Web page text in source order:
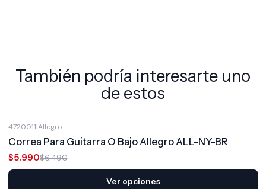
También podría interesarte uno
de estos
4720011|Allegro
Correa Para Guitarra O Bajo Allegro ALL-NY-BR
$5.990$6.490
Ver opciones